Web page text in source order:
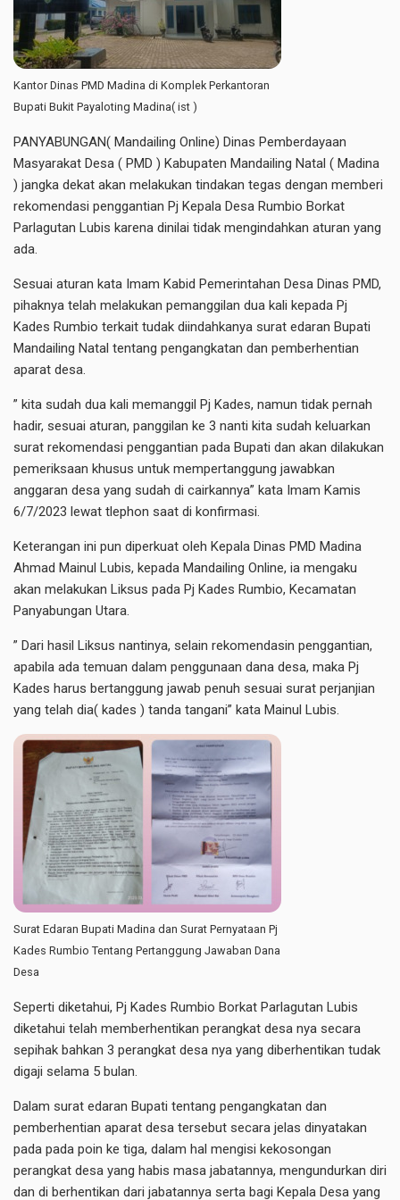
Kantor Dinas PMD Madina di Komplek Perkantoran
Bupati Bukit Payaloting Madina( ist )
PANYABUNGAN( Mandailing Online) Dinas Pemberdayaan
Masyarakat Desa ( PMD ) Kabupaten Mandailing Natal ( Madina
) jangka dekat akan melakukan tindakan tegas dengan memberi
rekomendasi penggantian Pj Kepala Desa Rumbio Borkat
Parlagutan Lubis karena dinilai tidak mengindahkan aturan yang
ada.
Sesuai aturan kata Imam Kabid Pemerintahan Desa Dinas PMD,
pihaknya telah melakukan pemanggilan dua kali kepada Pj
Kades Rumbio terkait tudak diindahkanya surat edaran Bupati
Mandailing Natal tentang pengangkatan dan pemberhentian
aparat desa.
” kita sudah dua kali memanggil Pj Kades, namun tidak pernah
hadir, sesuai aturan, panggilan ke 3 nanti kita sudah keluarkan
surat rekomendasi penggantian pada Bupati dan akan dilakukan
pemeriksaan khusus untuk mempertanggung jawabkan
anggaran desa yang sudah di cairkannya” kata Imam Kamis
6/7/2023 lewat tlephon saat di konfirmasi.
Keterangan ini pun diperkuat oleh Kepala Dinas PMD Madina
Ahmad Mainul Lubis, kepada Mandailing Online, ia mengaku
akan melakukan Liksus pada Pj Kades Rumbio, Kecamatan
Panyabungan Utara.
” Dari hasil Liksus nantinya, selain rekomendasin penggantian,
apabila ada temuan dalam penggunaan dana desa, maka Pj
Kades harus bertanggung jawab penuh sesuai surat perjanjian
yang telah dia( kades ) tanda tangani” kata Mainul Lubis.
Surat Edaran Bupati Madina dan Surat Pernyataan Pj
Kades Rumbio Tentang Pertanggung Jawaban Dana
Desa
Seperti diketahui, Pj Kades Rumbio Borkat Parlagutan Lubis
diketahui telah memberhentikan perangkat desa nya secara
sepihak bahkan 3 perangkat desa nya yang diberhentikan tudak
digaji selama 5 bulan.
Dalam surat edaran Bupati tentang pengangkatan dan
pemberhentian aparat desa tersebut secara jelas dinyatakan
pada pada poin ke tiga, dalam hal mengisi kekosongan
perangkat desa yang habis masa jabatannya, mengundurkan diri
dan di berhentikan dari jabatannya serta bagi Kepala Desa yang